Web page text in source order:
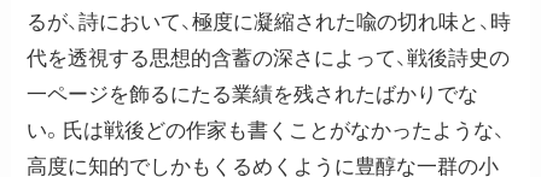
るが、詩において、極度に凝縮された喩の切れ味と、時
代を透視する思想的含蓄の深さによって、戦後詩史の
一ページを飾るにたる業績を残されたばかりでな
い。氏は戦後どの作家も書くことがなかったような、
高度に知的でしかもくるめくように豊醇な一群の小